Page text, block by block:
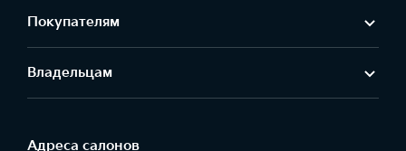
Покупателям
Владельцам
Адреса салонов